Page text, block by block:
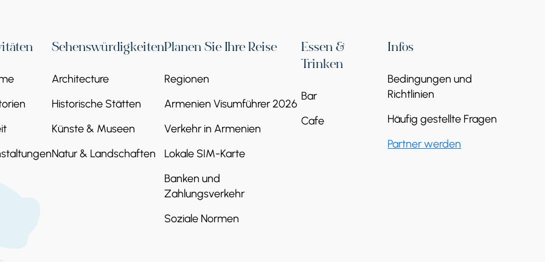
DER STEINE
der Steine. Die Ansammlung natürlich
ist ein wahres Naturwunder und auch Teil
die sich einer nach dem anderen durch
der Name.
Sehenswürdigkeiten
Architecture
Historische Stätten
Künste & Museen
Natur & Landschaften
Planen Sie Ihre Reise
Regionen
Armenien Visumführer 2026
Verkehr in Armenien
Lokale SIM-Karte
Banken und
Zahlungsverkehr
Soziale Normen
Essen &
Trinken
Bar
Cafe
Infos
Bedingungen und
Richtlinien
Häufig gestellte Fragen
Partner werden